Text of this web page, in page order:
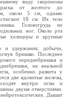
виду скорпионы
от жел­того до
около 5 см, однако
18 см. Их тело
Головогрудь не
ног. Около рта
хелицеры и крупные
и удержания; добычи,
брюшко. Последнее
переднебрюшья и
на анальной
особенно развита у
две ядовитые железы,
внутри иглы и
двумя отверстиями.
Дышат